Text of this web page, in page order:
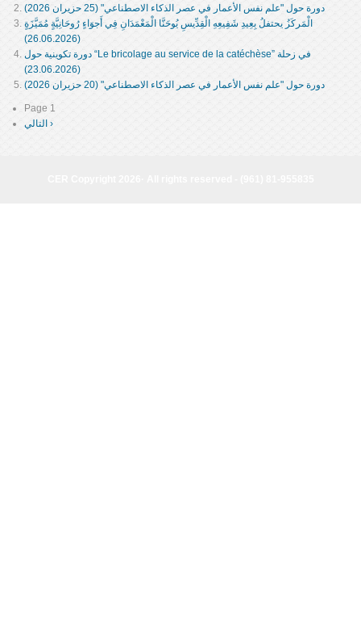
دورة حول "علم نفس الأعمار في عصر الذكاء الاصطناعي" (25 حزيران 2026)
الْمَركَزُ يحتفلُ بِعِيدِ شَفِيعِهِ الْقِدِّيسِ يُوحَنَّا الْمَعْمَدَانِ فِي أَجوَاءٍ رُوحَانِيَّةٍ مُمَيَّزَةٍ
(26.06.2026)
دورة تكوينية حول “Le bricolage au service de la catéchèse” في زحلة
(23.06.2026)
دورة حول "علم نفس الأعمار في عصر الذكاء الاصطناعي" (20 حزيران 2026)
Pagination
Page 1
Next التالي ›